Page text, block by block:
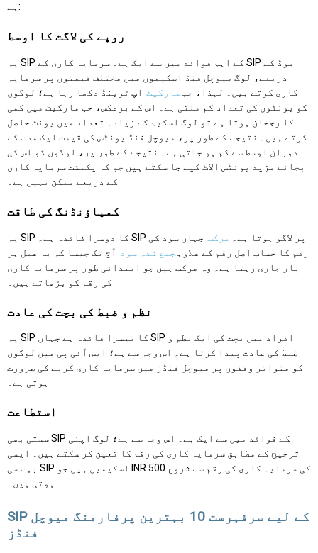
ہے:
روپے کی لاگت کا اوسط
یہ SIP کے اہم فوائد میں سے ایک ہے۔ سرمایہ کاری کے SIP موڈ کے
ذریعے، لوگ میوچل فنڈ اسکیموں میں مختلف قیمتوں پر سرمایہ
کاری کرتے ہیں۔ لہذا، جب مارکیٹ اپ ٹرینڈ دکھا رہا ہے؛ لوگوں
کو یونٹوں کی تعداد کم ملتی ہے۔ اس کے برعکس، جب مارکیٹ میں کمی
کا رجحان ہوتا ہے تو لوگ اسکیم کے زیادہ تعداد میں یونٹ حاصل
کرتے ہیں۔ نتیجے کے طور پر، میوچل فنڈ یونٹس کی قیمت ایک مدت کے
دوران اوسط سے کم ہو جاتی ہے۔ نتیجے کے طور پر، لوگوں کو اس کی
بجائے مزید یونٹس الاٹ کیے جا سکتے ہیں جو کہ یکمشت سرمایہ کاری
کے ذریعے ممکن نہیں ہے۔
کمپاؤنڈنگ کی طاقت
یہ SIP کا دوسرا فائدہ ہے۔ SIP پر لاگو ہوتا ہے۔ مرکب جہاں سود کی
رقم کا حساب اصل رقم کے علاوہ جمع شدہ سود
آج تک جیسا کہ یہ عمل ہر
بار جاری رہتا ہے۔ وہ مرکب ہیں جو ابتدائی طور پر سرمایہ کاری
کی رقم کو بڑھاتے ہیں۔
نظم و ضبط کی بچت کی عادت
یہ SIP کا تیسرا فائدہ ہے جہاں SIP افراد میں بچت کی ایک نظم و
ضبط کی عادت پیدا کرتا ہے۔ اس وجہ سے ہے؛ ایس آئی پی میں لوگوں
کو متواتر وقفوں پر میوچل فنڈز میں سرمایہ کاری کرنے کی ضرورت
ہوتی ہے۔
استطاعت
سستی بھی SIP کے فوائد میں سے ایک ہے۔ اس وجہ سے ہے؛ لوگ اپنی
ترجیح کے مطابق سرمایہ کاری کی رقم کا تعین کر سکتے ہیں۔ ایسی
بہت سی SIP اسکیمیں ہیں جو INR 500 کی سرمایہ کاری کی رقم سے شروع
ہوتی ہیں۔
SIP کے لیے سرفہرست 10 بہترین پرفارمنگ میوچل
فنڈز